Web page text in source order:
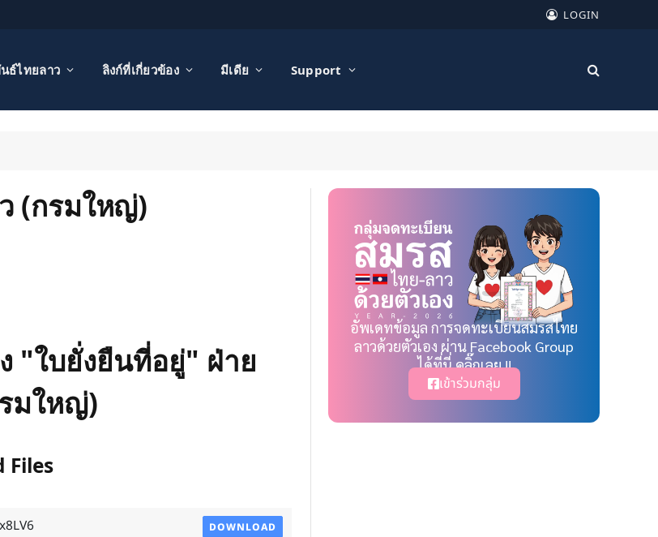
LOGIN
ธ์ไทยลาว ลิงก์ที่เกี่ยวข้อง มีเดีย Support
(กรมใหญ่)
"ใบยั่งยืนที่อยู่" ฝ่าย
มใหญ่)
Files
DOWNLOAD
อัพเดทข้อมูล การจดทะเบียนสมรสไทย
ลาวด้วยตัวเอง ผ่าน Facebook Group
ได้ที่นี่ คลิ๊กเลย !!
เข้าร่วมกลุ่ม